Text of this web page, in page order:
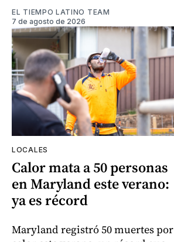
EL TIEMPO LATINO TEAM
7 de agosto de 2026
LOCALES
Calor mata a 50 personas
en Maryland este verano:
ya es récord
Maryland registró 50 muertes por